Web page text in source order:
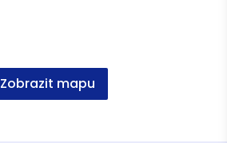
Zobrazit mapu